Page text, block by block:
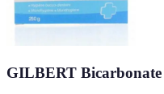
GILBERT Bicarbonate